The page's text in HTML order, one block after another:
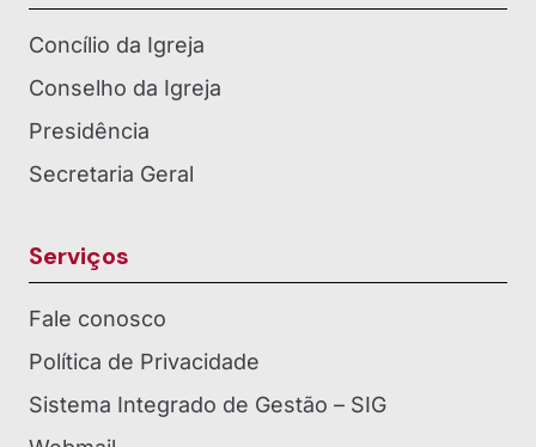
Concílio da Igreja
Conselho da Igreja
Presidência
Secretaria Geral
Serviços
Fale conosco
Política de Privacidade
Sistema Integrado de Gestão – SIG